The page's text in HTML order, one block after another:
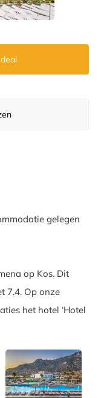
gelegen
op Kos. Dit
7.4. Op onze
het hotel ‘Hotel